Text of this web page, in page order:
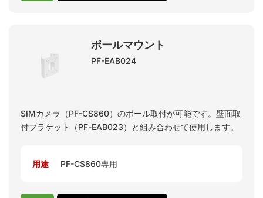
ポールマウント
PF-EAB024
SIMカメラ（PF-CS860）のポール取付が可能です。壁面取
付ブラケット（PF-EAB023）と組み合わせて使用します。
用途 PF-CS860専用